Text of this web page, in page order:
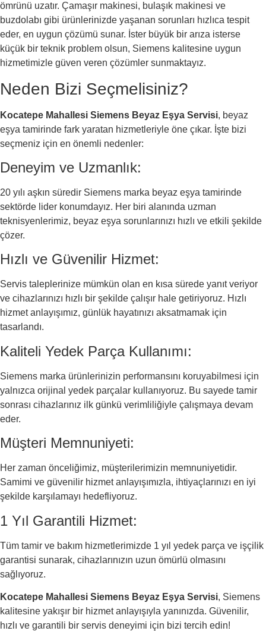
ömrünü uzatır. Çamaşır makinesi, bulaşık makinesi ve
buzdolabı gibi ürünlerinizde yaşanan sorunları hızlıca tespit
eder, en uygun çözümü sunar. İster büyük bir arıza isterse
küçük bir teknik problem olsun, Siemens kalitesine uygun
hizmetimizle güven veren çözümler sunmaktayız.
Neden Bizi Seçmelisiniz?
Kocatepe Mahallesi Siemens Beyaz Eşya Servisi, beyaz
eşya tamirinde fark yaratan hizmetleriyle öne çıkar. İşte bizi
seçmeniz için en önemli nedenler:
Deneyim ve Uzmanlık:
20 yılı aşkın süredir Siemens marka beyaz eşya tamirinde
sektörde lider konumdayız. Her biri alanında uzman
teknisyenlerimiz, beyaz eşya sorunlarınızı hızlı ve etkili şekilde
çözer.
Hızlı ve Güvenilir Hizmet:
Servis taleplerinize mümkün olan en kısa sürede yanıt veriyor
ve cihazlarınızı hızlı bir şekilde çalışır hale getiriyoruz. Hızlı
hizmet anlayışımız, günlük hayatınızı aksatmamak için
tasarlandı.
Kaliteli Yedek Parça Kullanımı:
Siemens marka ürünlerinizin performansını koruyabilmesi için
yalnızca orijinal yedek parçalar kullanıyoruz. Bu sayede tamir
sonrası cihazlarınız ilk günkü verimliliğiyle çalışmaya devam
eder.
Müşteri Memnuniyeti:
Her zaman önceliğimiz, müşterilerimizin memnuniyetidir.
Samimi ve güvenilir hizmet anlayışımızla, ihtiyaçlarınızı en iyi
şekilde karşılamayı hedefliyoruz.
1 Yıl Garantili Hizmet:
Tüm tamir ve bakım hizmetlerimizde 1 yıl yedek parça ve işçilik
garantisi sunarak, cihazlarınızın uzun ömürlü olmasını
sağlıyoruz.
Kocatepe Mahallesi Siemens Beyaz Eşya Servisi, Siemens
kalitesine yakışır bir hizmet anlayışıyla yanınızda. Güvenilir,
hızlı ve garantili bir servis deneyimi için bizi tercih edin!